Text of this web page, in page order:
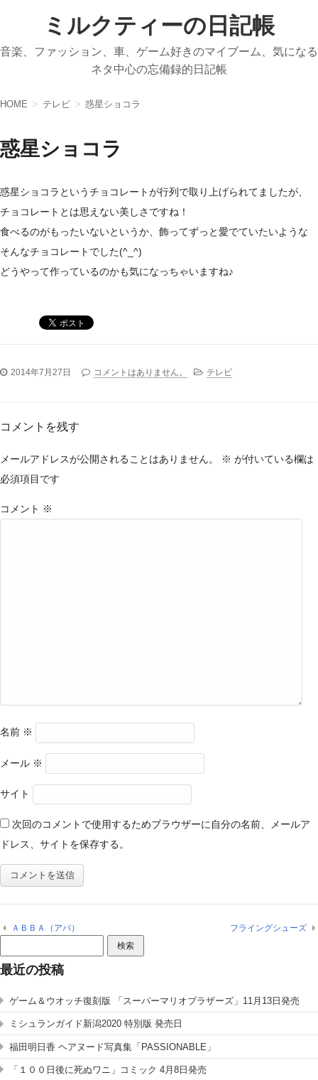
ミルクティーの日記帳
音楽、ファッション、車、ゲーム好きのマイブーム、気になる
ネタ中心の忘備録的日記帳
HOME テレビ 惑星ショコラ
惑星ショコラ
惑星ショコラというチョコレートが行列で取り上げられてましたが、
チョコレートとは思えない美しさですね！
食べるのがもったいないというか、飾ってずっと愛でていたいような
そんなチョコレートでした(^_^)
どうやって作っているのかも気になっちゃいますね♪
2014年7月27日 コメントはありません。 テレビ
コメントを残す
メールアドレスが公開されることはありません。 ※ が付いている欄は
必須項目です
コメント ※
名前 ※
メール ※
サイト
次回のコメントで使用するためブラウザーに自分の名前、メールア
ドレス、サイトを保存する。
ＡＢＢＡ（アバ） フライングシューズ
索:
最近の投稿
ゲーム＆ウオッチ復刻版 「スーパーマリオブラザーズ」11月13日発売
ミシュランガイド新潟2020 特別版 発売日
福田明日香 ヘアヌード写真集「PASSIONABLE」
「１００日後に死ぬワニ」コミック 4月8日発売